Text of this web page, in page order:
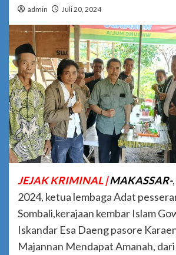
admin Juli 20, 2024
JEJAK KRIMINAL |MAKASSAR-
2024, ketua lembaga Adat
Sombali,kerajaan kembar Islam
Iskandar Esa Daeng pasore
Majannan Mendapat Amanah,